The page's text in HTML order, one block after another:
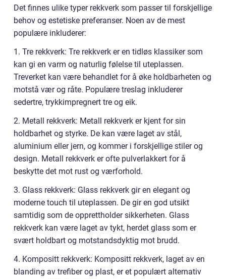
Det finnes ulike typer rekkverk som passer til forskjellige
behov og estetiske preferanser. Noen av de mest
populære inkluderer:
1. Tre rekkverk: Tre rekkverk er en tidløs klassiker som
kan gi en varm og naturlig følelse til uteplassen.
Treverket kan være behandlet for å øke holdbarheten og
motstå vær og råte. Populære treslag inkluderer
sedertre, trykkimpregnert tre og eik.
2. Metall rekkverk: Metall rekkverk er kjent for sin
holdbarhet og styrke. De kan være laget av stål,
aluminium eller jern, og kommer i forskjellige stiler og
design. Metall rekkverk er ofte pulverlakkert for å
beskytte det mot rust og værforhold.
3. Glass rekkverk: Glass rekkverk gir en elegant og
moderne touch til uteplassen. De gir en god utsikt
samtidig som de opprettholder sikkerheten. Glass
rekkverk kan være laget av tykt, herdet glass som er
svært holdbart og motstandsdyktig mot brudd.
4. Kompositt rekkverk: Kompositt rekkverk, laget av en
blanding av trefiber og plast, er et populært alternativ